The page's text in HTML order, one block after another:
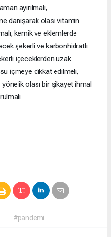
ayırılmalı,
danışarak olası vitamin
kemik ve eklemlerde
şekerli ve karbonhidratlı
içeceklerden uzak
su içmeye dikkat edilmeli,
olası bir şikayet ihmal
#pandemi